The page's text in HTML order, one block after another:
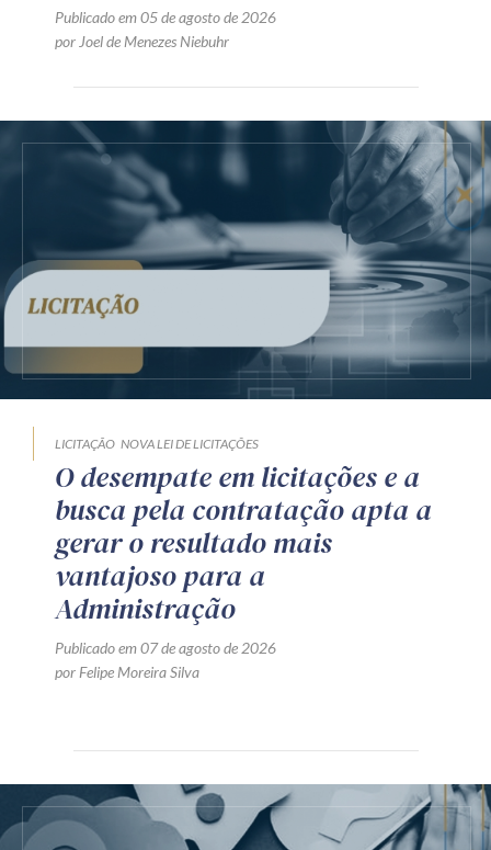
Publicado em 05 de agosto de 2026
por Joel de Menezes Niebuhr
LICITAÇÃO NOVA LEI DE LICITAÇÕES
O desempate em licitações e a
busca pela contratação apta a
gerar o resultado mais
vantajoso para a
Administração
Publicado em 07 de agosto de 2026
por Felipe Moreira Silva